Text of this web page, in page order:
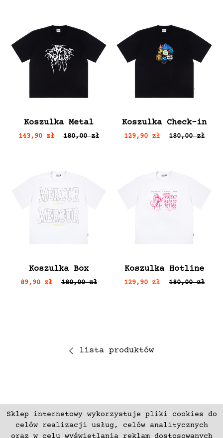
Sklep internetowy wykorzystuje pliki cookies do
celów realizacji usług, celów analitycznych
oraz w celu wyświetlania reklam dostosowanych
Koszulka Metal
143,90 zł 180,00 zł
Koszulka Check-in
129,90 zł 180,00 zł
Koszulka Box
89,90 zł 180,00 zł
Koszulka Hotline
129,90 zł 180,00 zł
lista produktów
ZAPISZ SIĘ